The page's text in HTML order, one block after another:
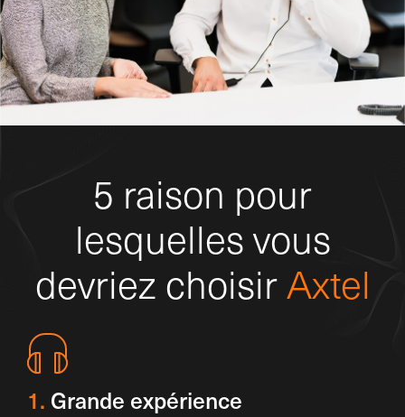
5 raison pour
lesquelles vous
devriez choisirAxtel
1. Grande expérience